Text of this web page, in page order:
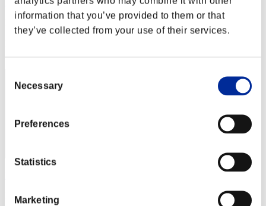
information that you’ve provided to them or that
they’ve collected from your use of their services.
Selection
Necessary
Preferences
Statistics
Marketing
Hilda Guardian
Punteggio:Lv:1/02'37"51
Punteggio:Lv:1/03'52"93